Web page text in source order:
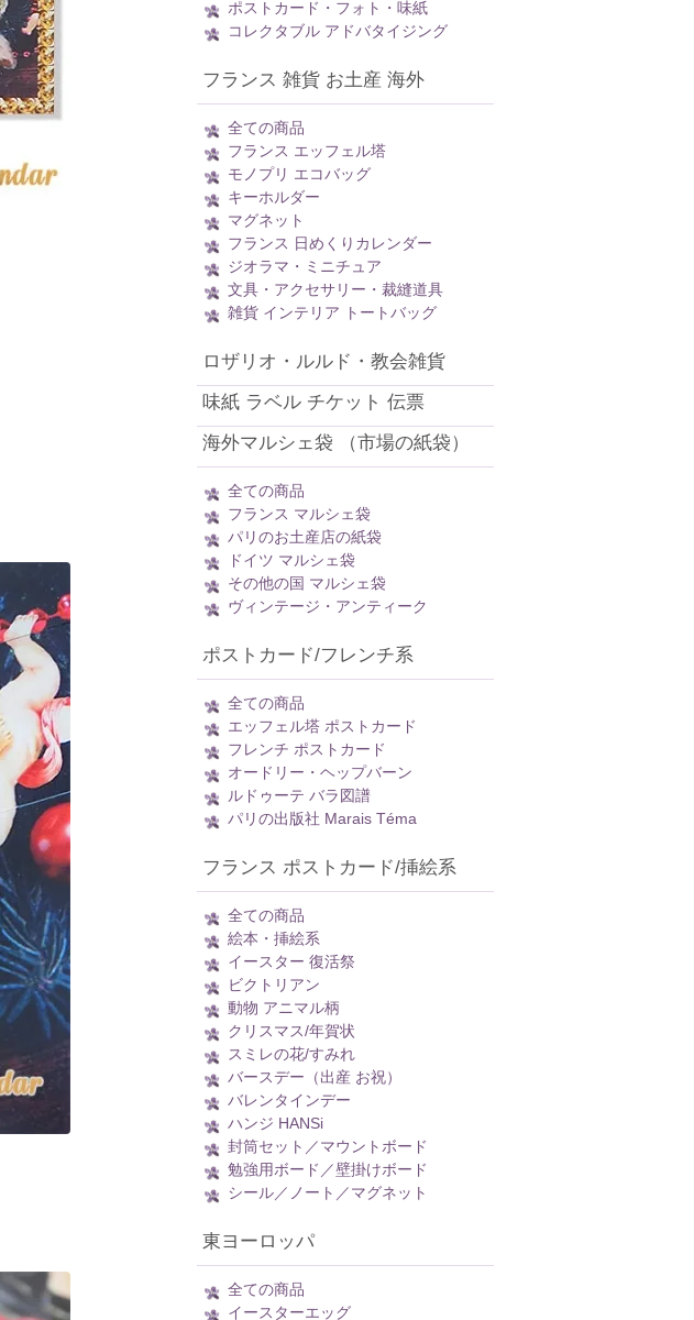
ポストカード・フォト・味紙
コレクタブル アドバタイジング
フランス 雑貨 お土産 海外
全ての商品
フランス エッフェル塔
モノプリ エコバッグ
キーホルダー
マグネット
フランス 日めくりカレンダー
ジオラマ・ミニチュア
文具・アクセサリー・裁縫道具
雑貨 インテリア トートバッグ
ロザリオ・ルルド・教会雑貨
味紙 ラベル チケット 伝票
海外マルシェ袋 （市場の紙袋）
全ての商品
フランス マルシェ袋
パリのお土産店の紙袋
ドイツ マルシェ袋
その他の国 マルシェ袋
ヴィンテージ・アンティーク
ポストカード/フレンチ系
全ての商品
エッフェル塔 ポストカード
フレンチ ポストカード
オードリー・ヘップバーン
ルドゥーテ バラ図譜
パリの出版社 Marais Téma
フランス ポストカード/挿絵系
全ての商品
絵本・挿絵系
イースター 復活祭
ビクトリアン
動物 アニマル柄
クリスマス/年賀状
スミレの花/すみれ
バースデー（出産 お祝）
バレンタインデー
ハンジ HANSi
封筒セット／マウントボード
勉強用ボード／壁掛けボード
シール／ノート／マグネット
東ヨーロッパ
全ての商品
イースターエッグ